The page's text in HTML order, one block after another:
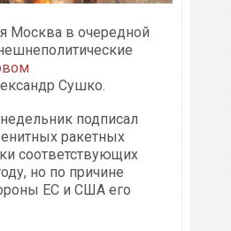
Москва в очередной
Сушко.
подписал
ракетных
соответствующих
но по причине
ЕС и США его